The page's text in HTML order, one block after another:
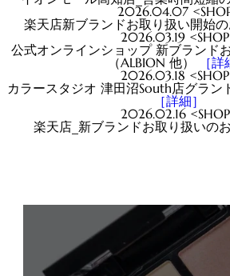
2026.04.07
楽天店新ブランドお取り扱い開始
2026.03.19
公式オンラインショップ 新ブランド
（ALBION 他）
［詳
2026.03.18
カラースタジオ 津田沼South店グラン
［詳細］
2026.02.16
楽天店_新ブランドお取り扱いの